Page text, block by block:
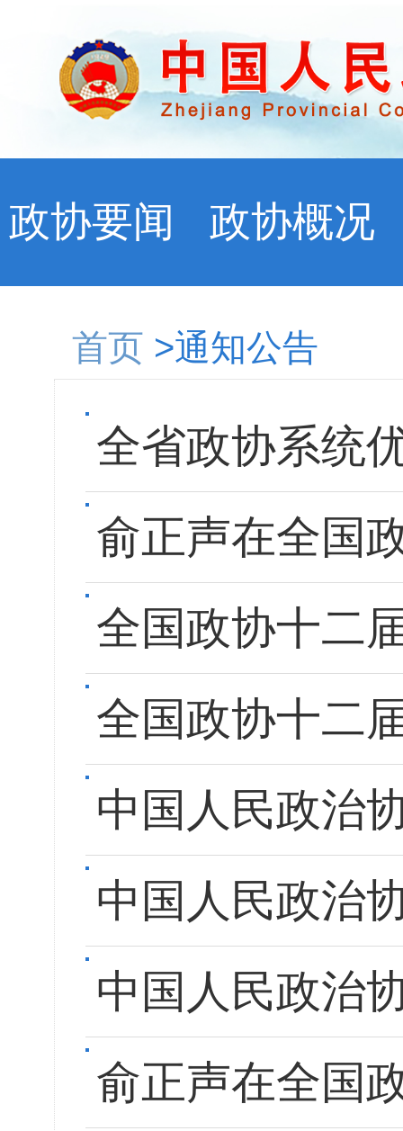
政协要闻 政协概况
首页 >通知公告
全省政协系统
俞正声在全国
全国政协十二
全国政协十二
中国人民政治
中国人民政治
中国人民政治
俞正声在全国